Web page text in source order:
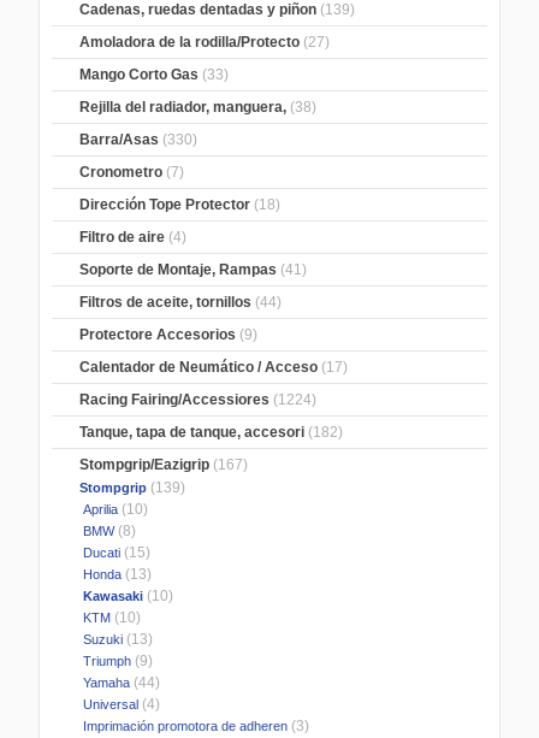
Cadenas, ruedas dentadas y piñon (139)
Amoladora de la rodilla/Protecto (27)
Mango Corto Gas (33)
Rejilla del radiador, manguera, (38)
Barra/Asas (330)
Cronometro (7)
Dirección Tope Protector (18)
Filtro de aire (4)
Soporte de Montaje, Rampas (41)
Filtros de aceite, tornillos (44)
Protectore Accesorios (9)
Calentador de Neumático / Acceso (17)
Racing Fairing/Accessiores (1224)
Tanque, tapa de tanque, accesori (182)
Stompgrip/Eazigrip (167)
Stompgrip (139)
Aprilia (10)
BMW(8)
Ducati (15)
Honda (13)
Kawasaki (10)
KTM (10)
Suzuki (13)
Triumph (9)
Yamaha (44)
Universal (4)
Imprimación promotora de adheren (3)